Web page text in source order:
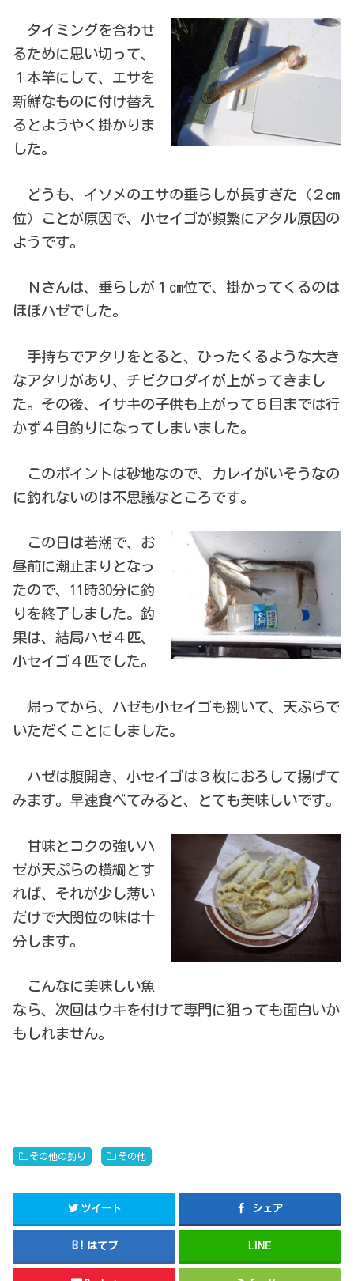
タイミングを合わせ
るために思い切って、
１本竿にして、エサを
新鮮なものに付け替え
るとようやく掛かりま
した。
どうも、イソメのエサの垂らしが長すぎた（２cm
位）ことが原因で、小セイゴが頻繁にアタル原因の
ようです。
Ｎさんは、垂らしが１cm位で、掛かってくるのは
ほぼハゼでした。
手持ちでアタリをとると、ひったくるような大き
なアタリがあり、チビクロダイが上がってきまし
た。その後、イサキの子供も上がって５目までは行
かず４目釣りになってしまいました。
このポイントは砂地なので、カレイがいそうなの
に釣れないのは不思議なところです。
この日は若潮で、お
昼前に潮止まりとなっ
たので、11時30分に釣
りを終了しました。釣
果は、結局ハゼ４匹、
小セイゴ４匹でした。
帰ってから、ハゼも小セイゴも捌いて、天ぷらで
いただくことにしました。
ハゼは腹開き、小セイゴは３枚におろして揚げて
みます。早速食べてみると、とても美味しいです。
甘味とコクの強いハ
ゼが天ぷらの横綱とす
れば、それが少し薄い
だけで大関位の味は十
分します。
こんなに美味しい魚
なら、次回はウキを付けて専門に狙っても面白いか
もしれません。
その他の釣り その他
ツイート シェア
はてブ LINE